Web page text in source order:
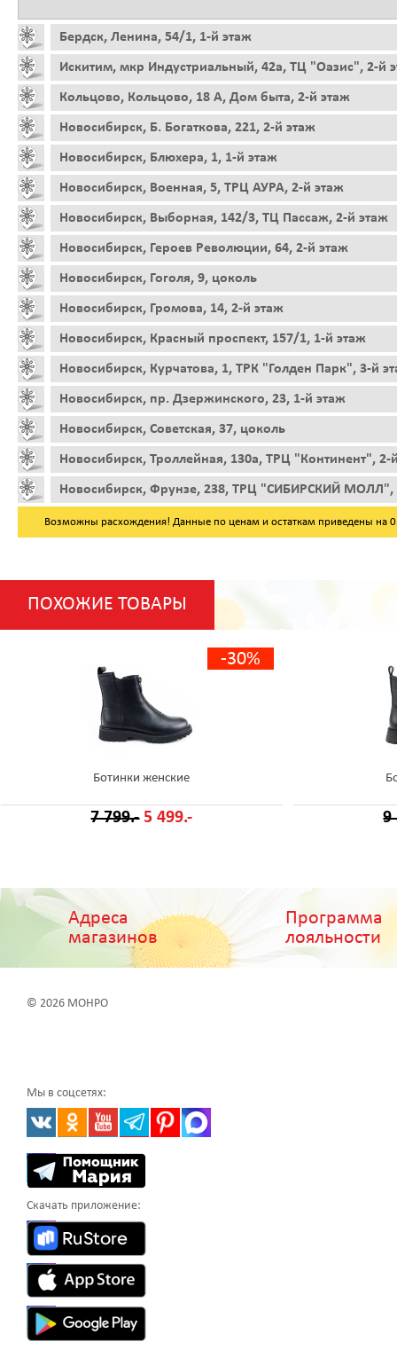
Бердск, Ленина, 54/1, 1-й этаж
Искитим, мкр Индустриальный, 42а, ТЦ "Оазис", 2-й
Кольцово, Кольцово, 18 А, Дом быта, 2-й этаж
Новосибирск, Б. Богаткова, 221, 2-й этаж
Новосибирск, Блюхера, 1, 1-й этаж
Новосибирск, Военная, 5, ТРЦ АУРА, 2-й этаж
Новосибирск, Выборная, 142/3, ТЦ Пассаж, 2-й этаж
Новосибирск, Героев Революции, 64, 2-й этаж
Новосибирск, Гоголя, 9, цоколь
Новосибирск, Громова, 14, 2-й этаж
Новосибирск, Красный проспект, 157/1, 1-й этаж
Новосибирск, Курчатова, 1, ТРК "Голден Парк", 3-й
Новосибирск, пр. Дзержинского, 23, 1-й этаж
Новосибирск, Советская, 37, цоколь
Новосибирск, Троллейная, 130а, ТРЦ "Континент", 2-
Новосибирск, Фрунзе, 238, ТРЦ "СИБИРСКИЙ МОЛЛ",
Возможны расхождения! Данные по ценам и остаткам приведены на
ПОХОЖИЕ ТОВАРЫ
-30%
Ботинки женские
7 799.- 5 499.- 9
Адреса
магазинов
Программа
лояльности
© 2026 МОНРО
Мы в соцсетях:
Скачать приложение: